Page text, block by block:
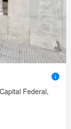
Federal,